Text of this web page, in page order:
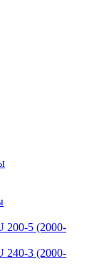
5 (2000-
3 (2000-